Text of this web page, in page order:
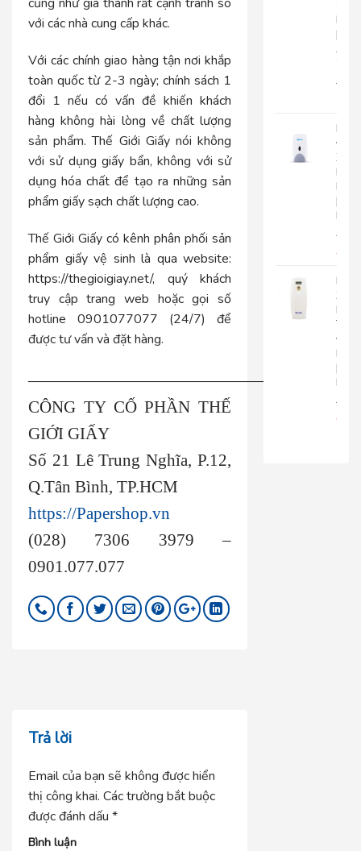
với các nhà cung cấp khác.
Với các chính giao hàng tận nơi khắp
toàn quốc từ 2-3 ngày; chính sách 1
đổi 1 nếu có vấn đề khiến khách
hàng không hài lòng về chất lượng
sản phẩm. Thế Giới Giấy nói không
với sử dụng giấy bẩn, không với sử
dụng hóa chất để tạo ra những sản
phẩm giấy sạch chất lượng cao.
Thế Giới Giấy có kênh phân phối sản
phẩm giấy vệ sinh là qua website:
https://thegioigiay.net/, quý khách
truy cập trang web hoặc gọi số
hotline 0901077077 (24/7) để
được tư vấn và đặt hàng.
——————————————————-
CÔNG TY CỐ PHẦN THẾ
GIỚI GIẤY
Số 21 Lê Trung Nghĩa, P.12,
Q.Tân Bình, TP.HCM
https://Papershop.vn
(028) 7306 3979 –
0901.077.077
Trả lời
Email của bạn sẽ không được hiển
thị công khai. Các trường bắt buộc
được đánh dấu *
Bình luận
2
Lớp
|
2
Bình
Xà
|
RT800
Máy
Xịt
Tự
|
RT816